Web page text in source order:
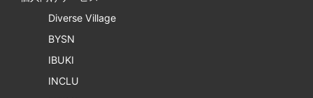
Diverse Village
BYSN
IBUKI
INCLU